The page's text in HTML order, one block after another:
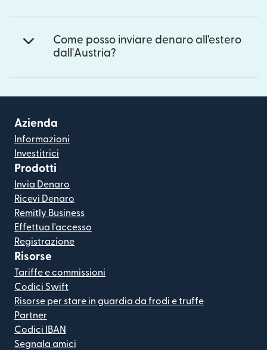
Come posso inviare denaro all'estero
dall'Austria?
Azienda
Informazioni
Investitrici
Prodotti
Invia Denaro
Ricevi Denaro
Remitly Business
Effettua l'accesso
Registrazione
Risorse
Tariffe e commissioni
Codici Swift
Risorse per stare in guardia da frodi e truffe
Partner
Codici IBAN
Segnala amici